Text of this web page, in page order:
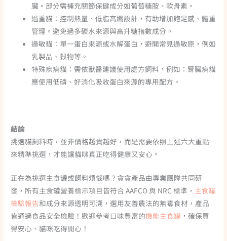
臟。部分需補充關節保健成分如葡萄糖胺、軟骨素。
過重貓：控制熱量、低脂高纖設計，有助增加飽足感、體重
管理。避免過多碳水來源與高升糖指數成分。
過敏貓：單一蛋白來源或水解蛋白，避開常見過敏原，例如
乳製品、穀物等。
特殊疾病貓：需依獸醫建議使用處方飼料，例如：腎臟病貓
應使用低磷、好消化吸收蛋白來源的專用配方。
結論
挑選貓飼料時，並非價格越貴越好，而是需要依照上述六大重點
來精準挑選，才能讓貓咪真正吃得健康又安心。
正在為挑選主食罐或飼料煩惱嗎？貪貪產品由專業團隊共同研
發，所有主食罐營養標示項目皆符合 AAFCO 與 NRC 標準， 主食罐
檢驗報告和成分來源透明可溯，選用友善農法的無毒食材，產品
皆通過食品安全檢驗！歡迎參考口味豐富的機能主食罐 ，確保買
得安心、貓咪吃得開心！